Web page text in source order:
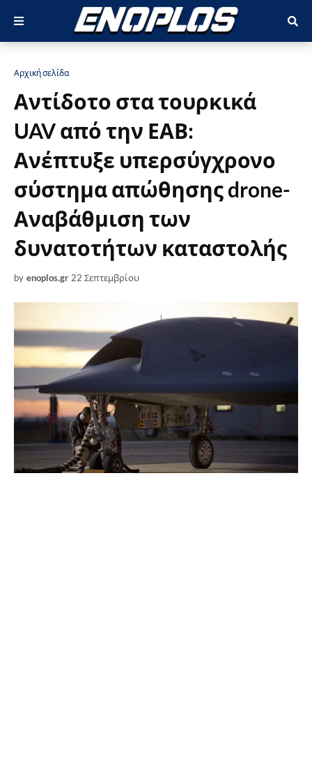
Αρχική σελίδα
Αντίδοτο στα τουρκικά
UAV από την ΕΑΒ:
Ανέπτυξε υπερσύγχρονο
σύστημα απώθησης drone-
Αναβάθμιση των
δυνατοτήτων καταστολής
by enoplos.gr 22 Σεπτεμβρίου